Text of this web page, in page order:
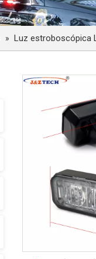
» Luz estroboscópica